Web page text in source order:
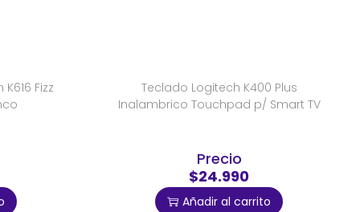
Fizz
Teclado Logitech K400 Plus
Inalambrico Touchpad p/ Smart TV
Precio
$24.990
Añadir al carrito